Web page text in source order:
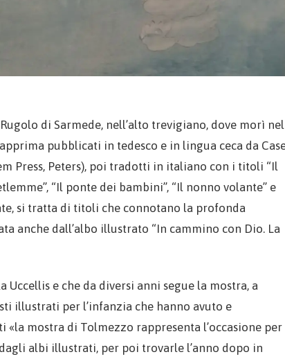
di Sarmede, nell’alto trevigiano, dove morì nel
pubblicati in tedesco e in lingua ceca da
Press, Peters), poi tradotti in italiano con i titoli “Il
“Il ponte dei bambini”, “Il nonno volante” e
si tratta di titoli che connotano la profonda
anche dall’albo illustrato “In cammino con Dio. La
Uccellis e che da diversi anni segue la mostra, a
illustrati per l’infanzia che hanno avuto e
«la mostra di Tolmezzo rappresenta l’occasione per
albi illustrati, per poi trovarle l’anno dopo in